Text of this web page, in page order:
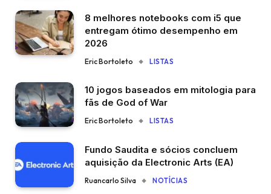
8 melhores notebooks com i5 que
entregam ótimo desempenho em
2026
Eric Bortoleto LISTAS
10 jogos baseados em mitologia para
fãs de God of War
Eric Bortoleto LISTAS
Fundo Saudita e sócios concluem
aquisição da Electronic Arts (EA)
Ruancarlo Silva NOTÍCIAS